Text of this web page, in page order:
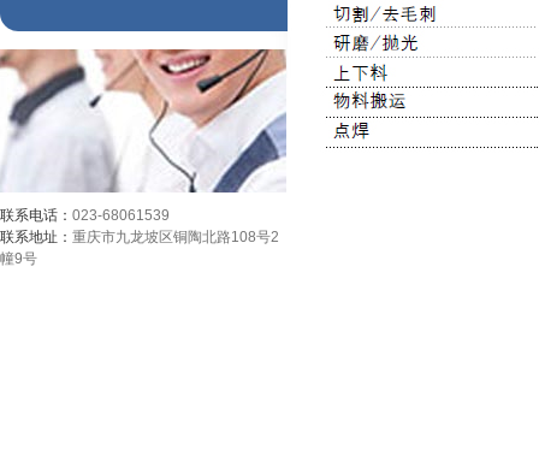
联系电话： 023-68061539
联系地址： 重庆市九龙坡区铜陶北路108号2
幢9号